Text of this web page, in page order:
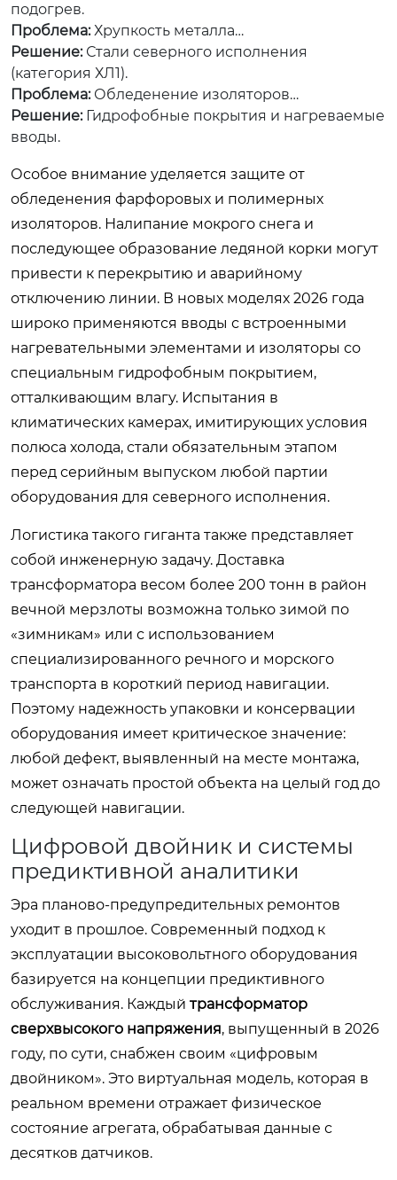
подогрев.
Проблема:Хрупкость металла…
Решение:Стали северного исполнения
(категория ХЛ1).
Проблема:Обледенение изоляторов…
Решение:Гидрофобные покрытия и нагреваемые
вводы.
Особое внимание уделяется защите от
обледенения фарфоровых и полимерных
изоляторов. Налипание мокрого снега и
последующее образование ледяной корки могут
привести к перекрытию и аварийному
отключению линии. В новых моделях 2026 года
широко применяются вводы с встроенными
нагревательными элементами и изоляторы со
специальным гидрофобным покрытием,
отталкивающим влагу. Испытания в
климатических камерах, имитирующих условия
полюса холода, стали обязательным этапом
перед серийным выпуском любой партии
оборудования для северного исполнения.
Логистика такого гиганта также представляет
собой инженерную задачу. Доставка
трансформатора весом более 200 тонн в район
вечной мерзлоты возможна только зимой по
«зимникам» или с использованием
специализированного речного и морского
транспорта в короткий период навигации.
Поэтому надежность упаковки и консервации
оборудования имеет критическое значение:
любой дефект, выявленный на месте монтажа,
может означать простой объекта на целый год до
следующей навигации.
Цифровой двойник и системы
предиктивной аналитики
Эра планово-предупредительных ремонтов
уходит в прошлое. Современный подход к
эксплуатации высоковольтного оборудования
базируется на концепции предиктивного
обслуживания. Каждый трансформатор
сверхвысокого напряжения, выпущенный в 2026
году, по сути, снабжен своим «цифровым
двойником». Это виртуальная модель, которая в
реальном времени отражает физическое
состояние агрегата, обрабатывая данные с
десятков датчиков.